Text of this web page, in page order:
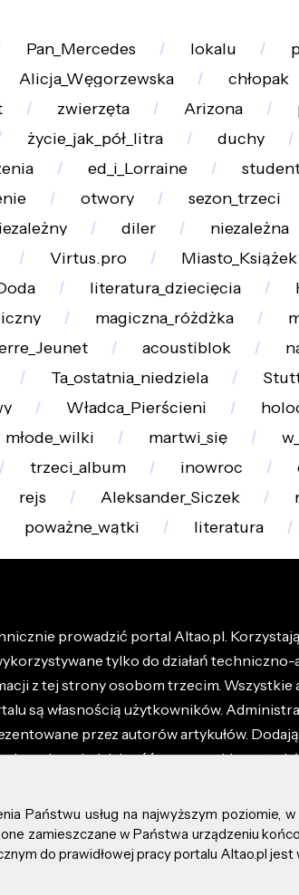
Pan_Mercedes lokalu
Alicja_Węgorzewska chłopak
zwierzęta Arizona
życie_jak_pół_litra duchy
ed_i_Lorraine
otwory sezon_trzeci
diler niezależna
Virtus.pro
Miasto_Książek
literatura_dziecięcia
magiczna_różdżka
acoustiblok
Ta_ostatnia_niedziela
Władca_Pierścieni
młode_wilki martwi_się
trzeci_album inowroc
rejs Aleksander_Siczek
poważne_wątki literatura
prowadzić portal Altao.pl.
tylko do działań
z tej strony osobom trzecim. Wszystkie
są własnością użytkowników.
przez autorów artykułów.
odpowiedzialność za wszystkie
zastrzeżone.
Państwu usług na najwyższym
zamieszczane w Państwa urządzeniu
do prawidłowej pracy portalu Altao.pl jest